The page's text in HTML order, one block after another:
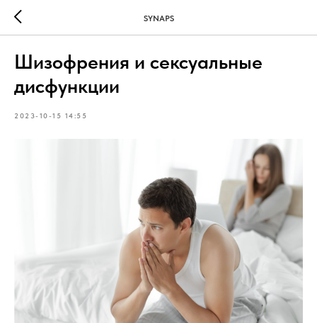
SYNAPS
Шизофрения и сексуальные
дисфункции
2023-10-15 14:55